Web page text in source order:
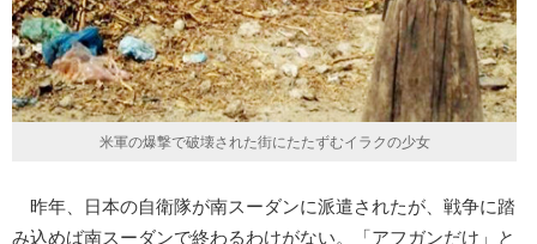
米軍の爆撃で破壊された街にたたずむイラクの少女
昨年、日本の自衛隊が南スーダンに派遣されたが、戦争に踏
み込めば南スーダンで終わるわけがない。「アフガンだけ」と